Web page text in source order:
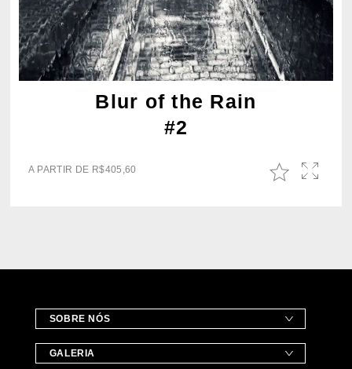
Blur of the Rain
#2
A PARTIR DE R$405,60
SOBRE NÓS
GALERIA